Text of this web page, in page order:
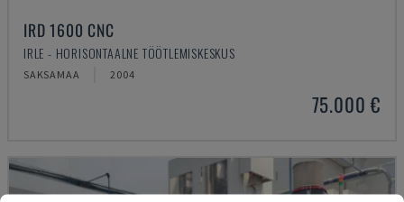
IRD 1600 CNC
IRLE - HORISONTAALNE TÖÖTLEMISKESKUS
SAKSAMAA 2004
75.000 €